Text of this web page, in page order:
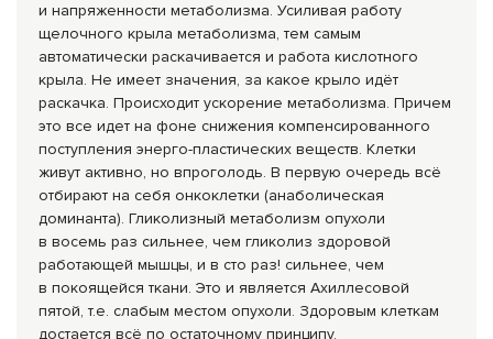
и напряженности метаболизма. Усиливая работу
щелочного крыла метаболизма, тем самым
автоматически раскачивается и работа кислотного
крыла. Не имеет значения, за какое крыло идёт
раскачка. Происходит ускорение метаболизма. Причем
это все идет на фоне снижения компенсированного
поступления энерго-пластических веществ. Клетки
живут активно, но впроголодь. В первую очередь всё
отбирают на себя онкоклетки (анаболическая
доминанта). Гликолизный метаболизм опухоли
в восемь раз сильнее, чем гликолиз здоровой
работающей мышцы, и в сто раз! сильнее, чем
в покоящейся ткани. Это и является Ахиллесовой
пятой, т.е. слабым местом опухоли. Здоровым клеткам
достается всё по остаточному принципу.